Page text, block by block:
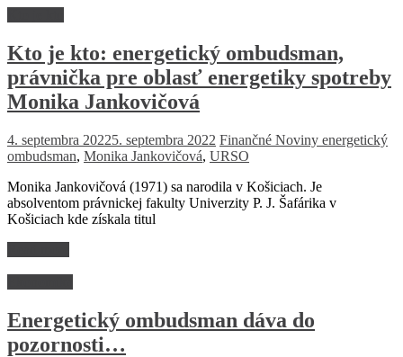
Kto je kto: energetický ombudsman,
právnička pre oblasť energetiky spotreby
Monika Jankovičová
4. septembra 20225. septembra 2022 Finančné Noviny energetický
ombudsman, Monika Jankovičová, URSO
Monika Jankovičová (1971) sa narodila v Košiciach. Je
absolventom právnickej fakulty Univerzity P. J. Šafárika v
Košiciach kde získala titul
Energetický ombudsman dáva do
pozornosti…